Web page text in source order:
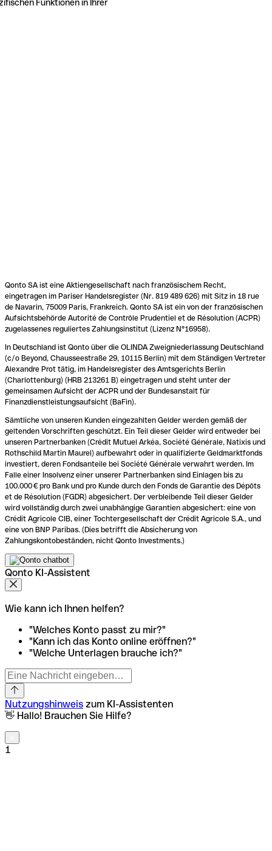
Funktionen in Ihrer
Qonto SA ist eine Aktiengesellschaft nach französischem Recht,
eingetragen im Pariser Handelsregister (Nr. 819 489 626) mit Sitz in 18 rue
de Navarin, 75009 Paris, Frankreich. Qonto SA ist ein von der französischen
Aufsichtsbehörde Autorité de Contrôle Prudentiel et de Résolution (ACPR)
zugelassenes reguliertes Zahlungsinstitut (Lizenz N°16958).
In Deutschland ist Qonto über die OLINDA Zweigniederlassung Deutschland
(c/o Beyond, Chausseestraße 29, 10115 Berlin) mit dem Ständigen Vertreter
Alexandre Prot tätig, im Handelsregister des Amtsgerichts Berlin
(Charlottenburg) (HRB 213261 B) eingetragen und steht unter der
gemeinsamen Aufsicht der ACPR und der Bundesanstalt für
Finanzdienstleistungsaufsicht (BaFin).
Sämtliche von unseren Kunden eingezahlten Gelder werden gemäß der
geltenden Vorschriften geschützt. Ein Teil dieser Gelder wird entweder bei
unseren Partnerbanken (Crédit Mutuel Arkéa, Société Générale, Natixis und
Rothschild Martin Maurel) aufbewahrt oder in qualifizierte Geldmarktfonds
investiert, deren Fondsanteile bei Société Générale verwahrt werden. Im
Falle einer Insolvenz einer unserer Partnerbanken sind Einlagen bis zu
100.000 € pro Bank und pro Kunde durch den Fonds de Garantie des Dépôts
et de Résolution (FGDR) abgesichert. Der verbleibende Teil dieser Gelder
wird vollständig durch zwei unabhängige Garantien abgesichert: eine von
Crédit Agricole CIB, einer Tochtergesellschaft der Crédit Agricole S.A., und
eine von BNP Paribas. (Dies betrifft die Absicherung von
Zahlungskontobeständen, nicht Qonto Investments.)
Qonto KI-Assistent
Wie kann ich Ihnen helfen?
"Welches Konto passt zu mir?"
"Kann ich das Konto online eröffnen?"
"Welche Unterlagen brauche ich?"
Nutzungshinweis zum KI-Assistenten
👋 Hallo! Brauchen Sie Hilfe?
1